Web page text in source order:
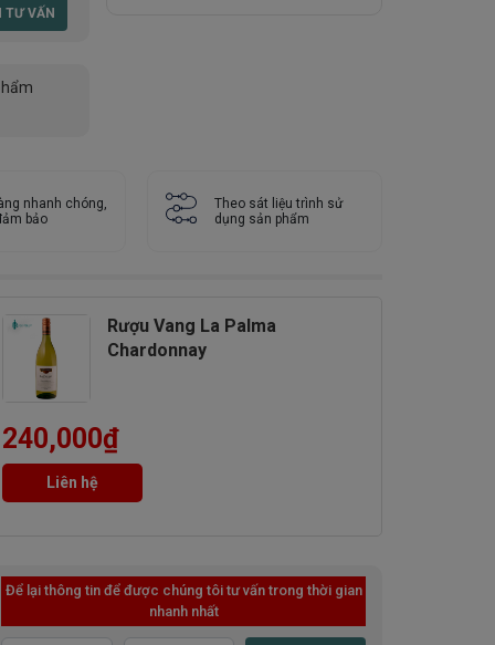
nhanh chóng,
bảo
Theo sát liệu trình sử
dụng sản phẩm
Rượu Vang La Palma
Chardonnay
240,000₫
Liên hệ
Để lại thông tin để được chúng tôi tư vấn trong thời gian
nhanh nhất